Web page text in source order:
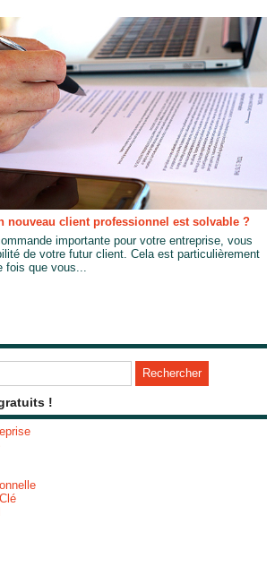
nouveau client professionnel est solvable ?
importante pour votre entreprise, vous
de votre futur client. Cela est particulièrement
fois que vous...
!